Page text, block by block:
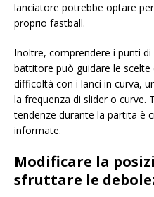
lanciatore potrebbe optare
proprio fastball.
Inoltre, comprendere i punti
battitore può guidare le
difficoltà con i lanci in curva,
la frequenza di slider o curve.
tendenze durante la partita è
informate.
Modificare la
sfruttare le